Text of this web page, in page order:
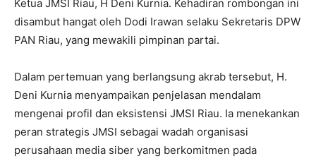
Ketua JMSI Riau, H Deni Kurnia. Kehadiran rombongan ini
disambut hangat oleh Dodi Irawan selaku Sekretaris DPW
PAN Riau, yang mewakili pimpinan partai.
Dalam pertemuan yang berlangsung akrab tersebut, H.
Deni Kurnia menyampaikan penjelasan mendalam
mengenai profil dan eksistensi JMSI Riau. Ia menekankan
peran strategis JMSI sebagai wadah organisasi
perusahaan media siber yang berkomitmen pada